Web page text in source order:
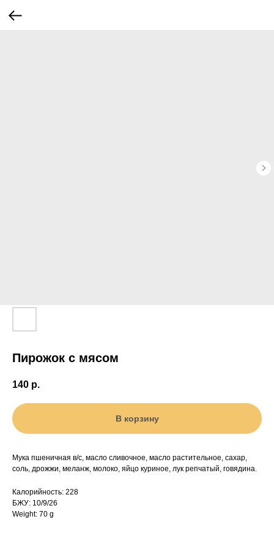
Пирожок с мясом
140 р.
В корзину
Мука пшеничная в/с, масло сливочное, масло растительное, сахар,
соль, дрожжи, меланж, молоко, яйцо куриное, лук репчатый, говядина.
Калорийность: 228
БЖУ: 10/9/26
Weight: 70 g